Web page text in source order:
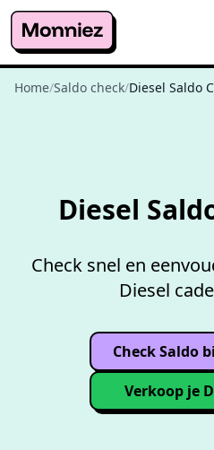
Home/Saldo check/Diesel Saldo
Diesel
Check snel en
Diesel
Check Saldo
Verkoop je